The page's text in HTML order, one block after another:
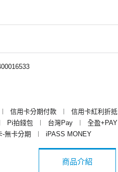
︱ 信用卡分期付款 ︱ 信用卡紅利折抵
Pi拍錢包 ︱ 台灣Pay ︱ 全盈+PAY
-無卡分期 ︱ iPASS MONEY
商品介紹